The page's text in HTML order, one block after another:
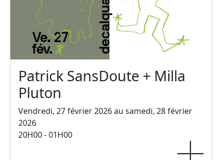
Patrick SansDoute + Milla
Pluton
Vendredi, 27 février 2026 au samedi, 28 février
2026
20H00 - 01H00